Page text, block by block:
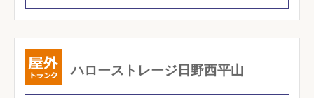
ハローストレージ日野西平山